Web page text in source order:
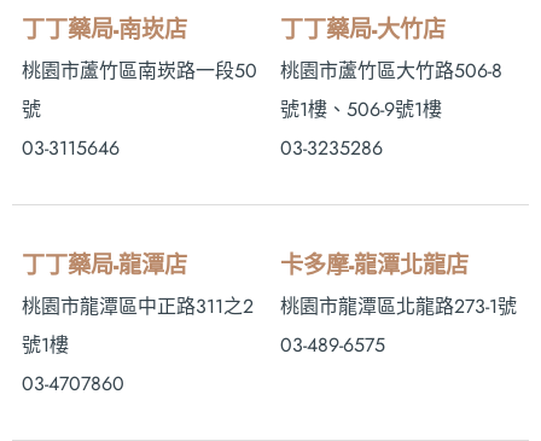
丁丁藥局-南崁店
桃園市蘆竹區南崁路一段50
號
03-3115646
丁丁藥局-大竹店
桃園市蘆竹區大竹路506-8
號1樓、506-9號1樓
03-3235286
丁丁藥局-龍潭店
桃園市龍潭區中正路311之2
號1樓
03-4707860
卡多摩-龍潭北龍店
桃園市龍潭區北龍路273-1號
03-489-6575